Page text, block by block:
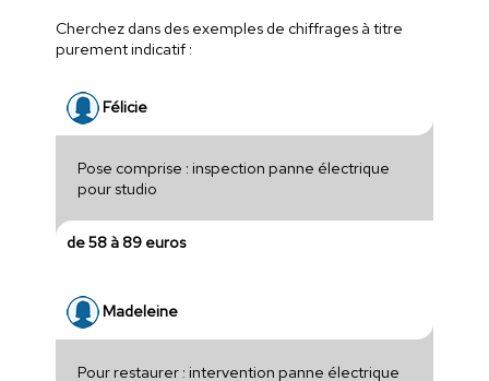
Cherchez dans des exemples de chiffrages à titre
purement indicatif :
Félicie
Pose comprise : inspection panne électrique
pour studio
de 58 à 89 euros
Madeleine
Pour restaurer : intervention panne électrique